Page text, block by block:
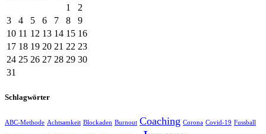
1
2
3
4 5 6 7 8
9
10 11 12 13 14 15 16
17 18 19 20 21 22 23
24 25 26 27 28 29 30
31
Schlagwörter
ABC-Methode Achtsamkeit Blockaden Burnout Coaching Corona Covid-19 Fussball